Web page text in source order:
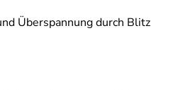
Überspannung durch Blitz